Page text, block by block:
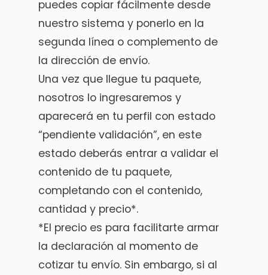
puedes copiar fácilmente desde
nuestro sistema y ponerlo en la
segunda línea o complemento de
la dirección de envío.
Una vez que llegue tu paquete,
nosotros lo ingresaremos y
aparecerá en tu perfil con estado
“pendiente validación”, en este
estado deberás entrar a validar el
contenido de tu paquete,
completando con el contenido,
cantidad y precio*.
*El precio es para facilitarte armar
la declaración al momento de
cotizar tu envío. Sin embargo, si al